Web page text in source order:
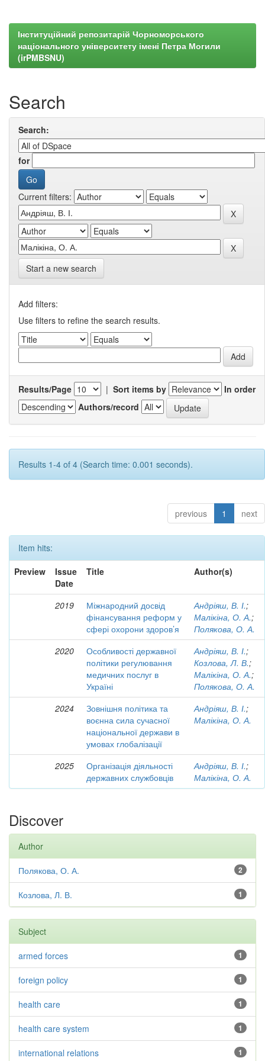
Інституційний репозитарій Чорноморського
національного університету імені Петра Могили
(irPMBSNU)
Search
Search:
for
Current filters:
Start a new search
Add filters:
Use filters to refine the search results.
Results/Page | Sort items by
In order
Authors/record
Results 1-4 of 4 (Search time: 0.001 seconds).
previous 1 next
Item hits:
Preview
Issue
Date
Title Author(s)
2019
Міжнародний досвід
фінансування реформ у
сфері охорони здоров’я
Андріяш, В. І.;
Малікіна, О. А.;
Полякова, О. А.
2020
Особливості державної
політики регулювання
медичних послуг в
Україні
Андріяш, В. І.;
Козлова, Л. В.;
Малікіна, О. А.;
Полякова, О. А.
2024
Зовнішня політика та
воєнна сила сучасної
національної держави в
умовах глобалізації
Андріяш, В. І.;
Малікіна, О. А.
2025
Організація діяльності
державних службовців
Андріяш, В. І.;
Малікіна, О. А.
Discover
Author
2
Полякова, О. А.
1
Козлова, Л. В.
Subject
1
armed forces
1
foreign policy
1
health care
1
health care system
1
international relations